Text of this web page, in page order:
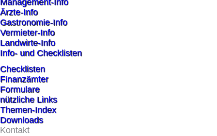
Management-Info
Ärzte-Info
Gastronomie-Info
Vermieter-Info
Landwirte-Info
Info- und Checklisten
Checklisten
Finanzämter
Formulare
nützliche Links
Themen-Index
Downloads
Kontakt